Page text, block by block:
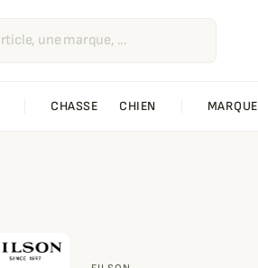
CHASSE CHIEN